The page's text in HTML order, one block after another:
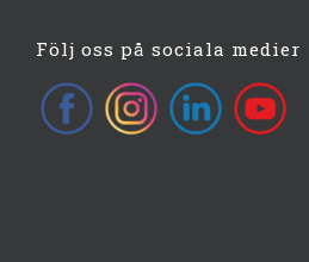
Följ oss på sociala medier